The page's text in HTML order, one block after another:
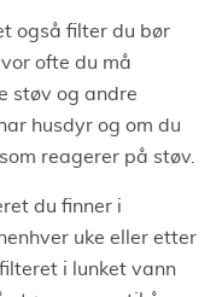
også filter du bør
ofte du må
støv og andre
husdyr og om du
reagerer på støv.
du finner i
uke eller etter
i lunket vann